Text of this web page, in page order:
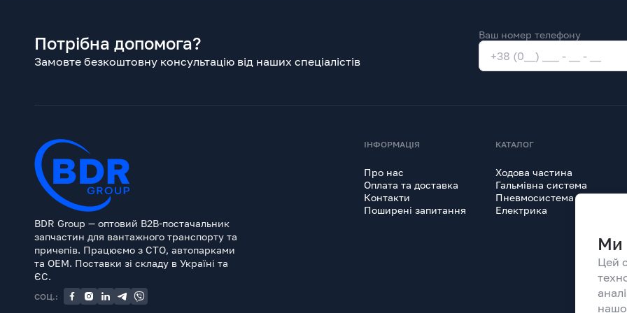
Потрібна допомога?
Замовте безкоштовну консультацію від наших спеціалістів
Ваш номер телефону
BDR Group — оптовий B2B-постачальник
запчастин для вантажного транспорту та
причепів. Працюємо з СТО, автопарками
та OEM. Поставки зі складу в Україні та
ЄС.
СОЦ.:
ІНФОРМАЦІЯ
Про нас
Оплата та доставка
Контакти
Поширені запитання
КАТАЛОГ
Ходова частина
Гальмівна система
Пневмосистема
Електрика
Ми
Цей